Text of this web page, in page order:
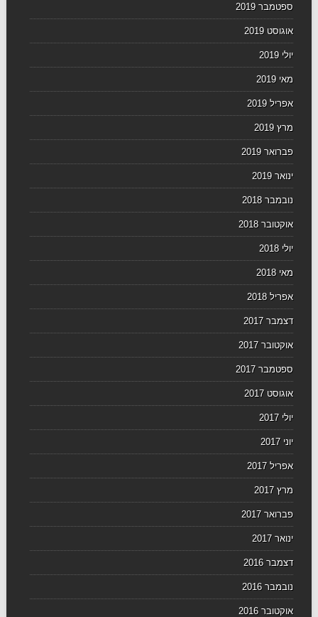
ספטמבר 2019
אוגוסט 2019
יולי 2019
מאי 2019
אפריל 2019
מרץ 2019
פברואר 2019
ינואר 2019
נובמבר 2018
אוקטובר 2018
יולי 2018
מאי 2018
אפריל 2018
דצמבר 2017
אוקטובר 2017
ספטמבר 2017
אוגוסט 2017
יולי 2017
יוני 2017
אפריל 2017
מרץ 2017
פברואר 2017
ינואר 2017
דצמבר 2016
נובמבר 2016
אוקטובר 2016